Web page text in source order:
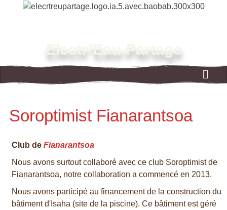
Electr’Eau-Partage
Soroptimist Fianarantsoa
Club de Fianarantsoa
Nous avons surtout collaboré avec ce club Soroptimist de
Fianarantsoa, notre collaboration a commencé en 2013.
Nous avons participé au financement de la construction du
bâtiment d'Isaha (site de la piscine). Ce bâtiment est géré